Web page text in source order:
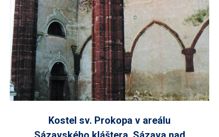
Kostel sv. Prokopa v areálu